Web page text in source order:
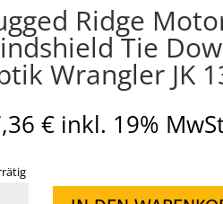
Ridge
Tie
Wrangler JK
€ inkl. 19%